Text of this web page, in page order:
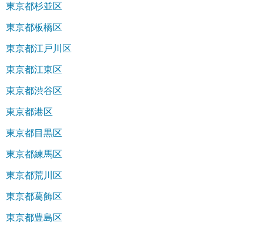
東京都杉並区
東京都板橋区
東京都江戸川区
東京都江東区
東京都渋谷区
東京都港区
東京都目黒区
東京都練馬区
東京都荒川区
東京都葛飾区
東京都豊島区